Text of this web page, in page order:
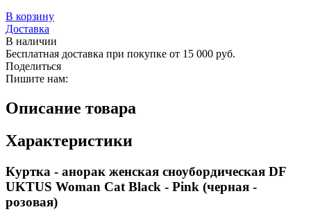
В корзину
Доставка
В наличии
Бесплатная доставка при покупке от 15 000 руб.
Поделиться
Пишите нам:
Описание товара
Характеристики
Куртка - анорак женская сноубордическая DF
UKTUS Woman Cat Black - Pink (черная -
розовая)